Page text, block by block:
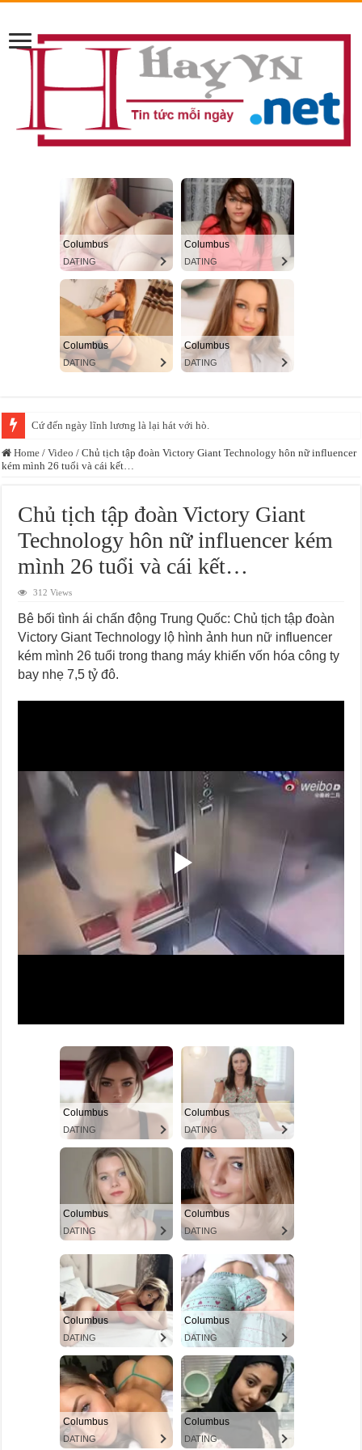
Cứ đến ngày lĩnh lương là lại hát với hò.
Home / Video / Chủ tịch tập đoàn Victory Giant Technology hôn nữ influencer
kém mình 26 tuổi và cái kết…
Chủ tịch tập đoàn Victory Giant
Technology hôn nữ influencer kém
mình 26 tuổi và cái kết…
312 Views
Bê bối tình ái chấn động Trung Quốc: Chủ tịch tập đoàn
Victory Giant Technology lộ hình ảnh hun nữ influencer
kém mình 26 tuổi trong thang máy khiến vốn hóa công ty
bay nhẹ 7,5 tỷ đô.